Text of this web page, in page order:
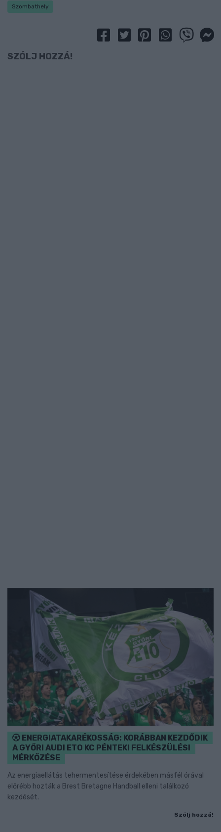
Szombathely
SZÓLJ HOZZÁ!
ENERGIATAKARÉKOSSÁG: KORÁBBAN KEZDŐDIK
A GYŐRI AUDI ETO KC PÉNTEKI FELKÉSZÜLÉSI
MÉRKŐZÉSE
Az energiaellátás tehermentesítése érdekében másfél órával
előrébb hozták a Brest Bretagne Handball elleni találkozó
kezdését.
Szólj hozzá!